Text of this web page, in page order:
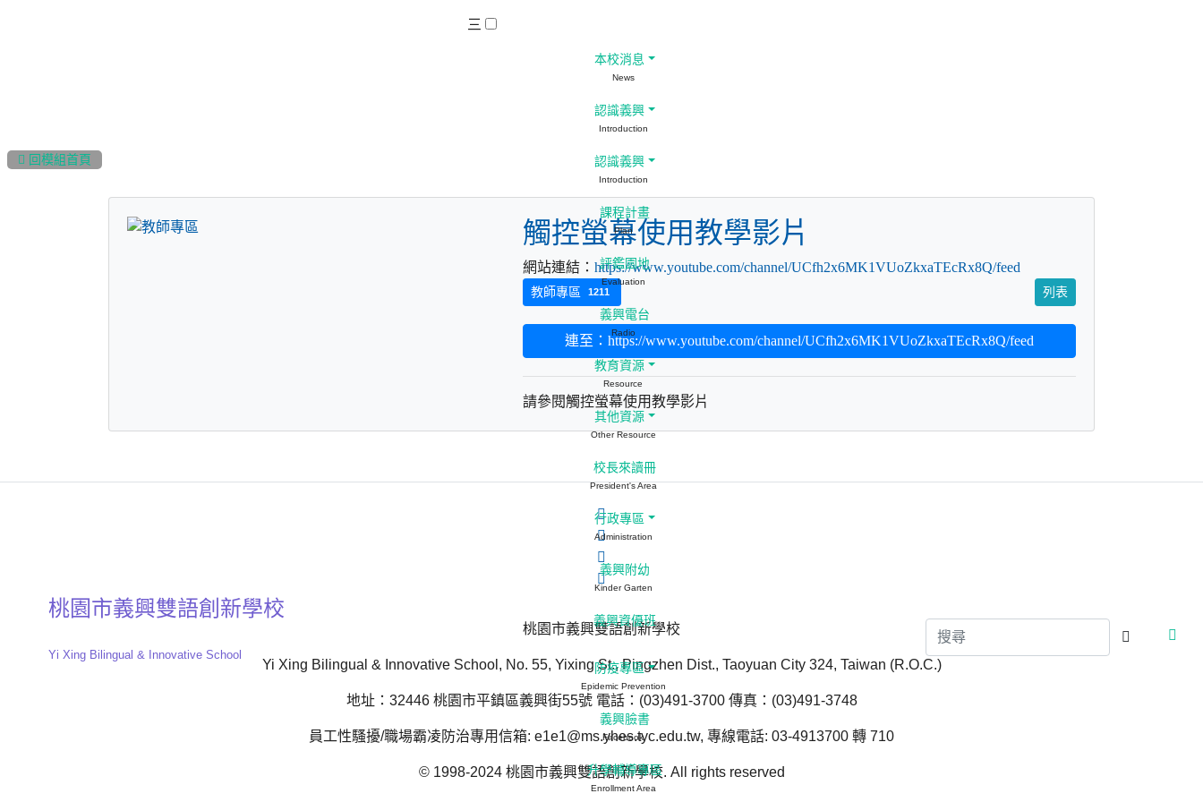
 回模組首頁
觸控螢幕使用教學影片
網站連結： https://www.youtube.com/channel/UCfh2x6MK1VUoZkxaTEcRx8Q/feed
教師專區 1211 列表
連至：https://www.youtube.com/channel/UCfh2x6MK1VUoZkxaTEcRx8Q/feed
請參閱觸控螢幕使用教學影片
桃園市義興雙語創新學校
Yi Xing Bilingual & Innovative School, No. 55, Yixing St., Pingzhen Dist., Taoyuan City 324, Taiwan (R.O.C.)
地址：32446 桃園市平鎮區義興街55號 電話：(03)491-3700 傳真：(03)491-3748
員工性騷擾/職場霸凌防治專用信箱: e1e1@ms.yhes.tyc.edu.tw, 專線電話: 03-4913700 轉 710
© 1998-2024 桃園市義興雙語創新學校. All rights reserved
桃園市義興雙語創新學校
Yi Xing Bilingual & Innovative School
三
本校消息
News
認識義興
Introduction
認識義興
Introduction
課程計畫
Plan
評鑑園地
Evaluation
義興電台
Radio
教育資源
Resource
其他資源
Other Resource
校長來讀冊
President's Area
行政專區
Administration
義興附幼
Kinder Garten
義興資優班
防疫專區
Epidemic Prevention
義興臉書
Facebook
升學輔導專區
Enrollment Area